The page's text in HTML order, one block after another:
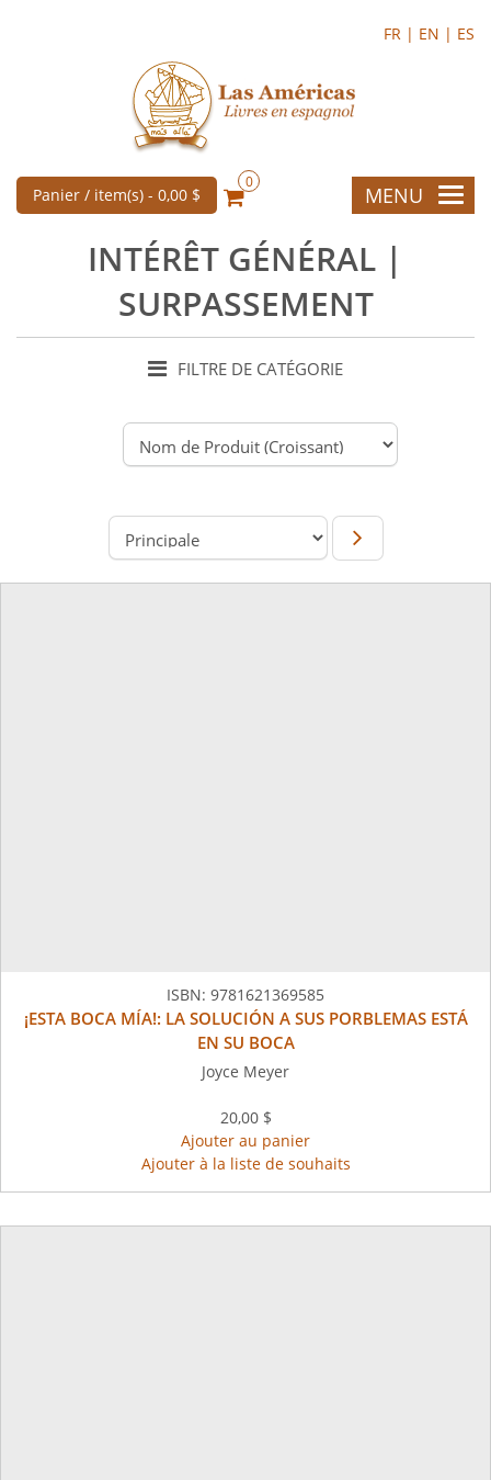
FR | EN | ES
Panier / item(s) - 0,00 $
0
MENU
INTÉRÊT GÉNÉRAL |
SURPASSEMENT
FILTRE DE CATÉGORIE
ISBN: 9781621369585
¡ESTA BOCA MÍA!: LA SOLUCIÓN A SUS PORBLEMAS ESTÁ
EN SU BOCA
Joyce Meyer
20,00 $
Ajouter au panier
Ajouter à la liste de souhaits